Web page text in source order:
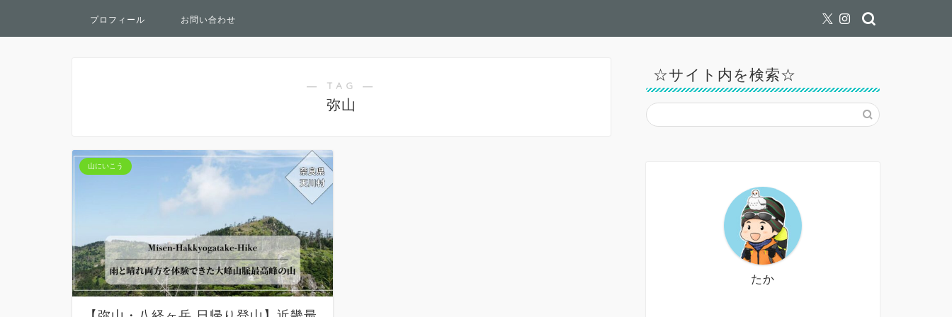
プロフィール お問い合わせ
― TAG ―
弥山
山にいこう
☆サイト内を検索☆
たか